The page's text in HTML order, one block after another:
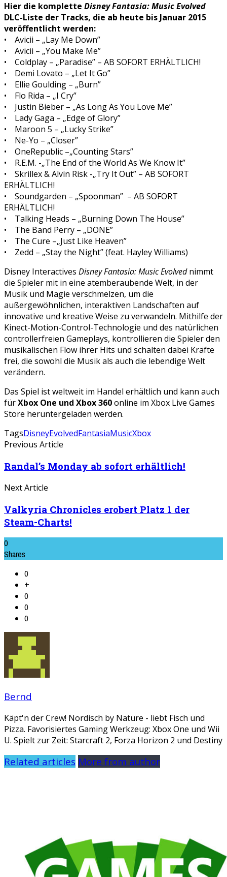
Hier die komplette Disney Fantasia: Music Evolved
DLC-Liste der Tracks, die ab heute bis Januar 2015
veröffentlicht werden:
• Avicii – „Lay Me Down”
• Avicii – „You Make Me”
• Coldplay – „Paradise” – AB SOFORT ERHÄLTLICH!
• Demi Lovato – „Let It Go”
• Ellie Goulding – „Burn”
• Flo Rida – „I Cry”
• Justin Bieber – „As Long As You Love Me”
• Lady Gaga – „Edge of Glory”
• Maroon 5 – „Lucky Strike”
• Ne-Yo – „Closer”
• OneRepublic –„Counting Stars”
• R.E.M. -„The End of the World As We Know It”
• Skrillex & Alvin Risk -„Try It Out” – AB SOFORT
ERHÄLTLICH!
• Soundgarden – „Spoonman” – AB SOFORT
ERHÄLTLICH!
• Talking Heads – „Burning Down The House”
• The Band Perry – „DONE”
• The Cure –„Just Like Heaven”
• Zedd – „Stay the Night” (feat. Hayley Williams)
Disney Interactives Disney Fantasia: Music Evolvednimmt
die Spieler mit in eine atemberaubende Welt, in der
Musik und Magie verschmelzen, um die
außergewöhnlichen, interaktiven Landschaften auf
innovative und kreative Weise zu verwandeln. Mithilfe der
Kinect-Motion-Control-Technologie und des natürlichen
controllerfreien Gameplays, kontrollieren die Spieler den
musikalischen Flow ihrer Hits und schalten dabei Kräfte
frei, die sowohl die Musik als auch die lebendige Welt
verändern.
Das Spiel ist weltweit im Handel erhältlich und kann auch
fürXbox One und Xbox 360online im Xbox Live Games
Store heruntergeladen werden.
TagsDisneyEvolvedFantasiaMusicXbox
Previous Article
Randal’s Monday ab sofort erhältlich!
Next Article
Valkyria Chronicles erobert Platz 1 der
Steam-Charts!
0
Shares
0
+
0
0
0
Bernd
Käpt'n der Crew! Nordisch by Nature - liebt Fisch und
Pizza. Favorisiertes Gaming Werkzeug: Xbox One und Wii
U. Spielt zur Zeit: Starcraft 2, Forza Horizon 2 und Destiny
Related articles More from author